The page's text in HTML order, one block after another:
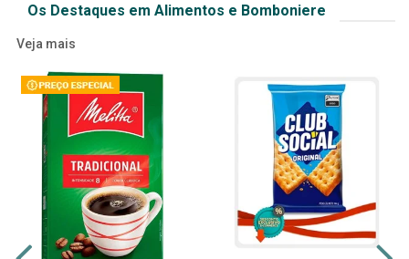
Os Destaques em Alimentos e Bomboniere
Veja mais